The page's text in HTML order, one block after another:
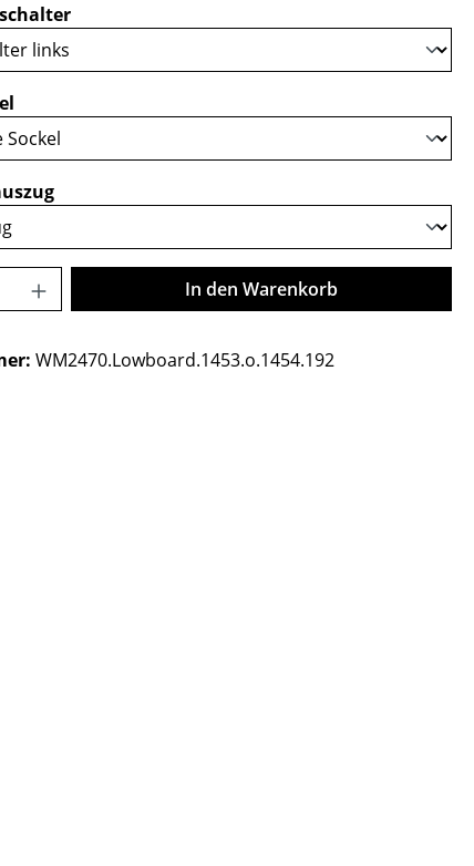
auswählen
auswählen
Gib den gewünschten Wert
In den Warenkorb
WM2470.Lowboard.1453.o.1454.192